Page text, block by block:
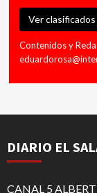
Ver clasificados
Contenidos y
DIARIO EL
CANAL 5